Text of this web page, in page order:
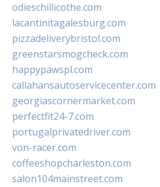
odieschillicothe.com
lacantinitagalesburg.com
pizzadeliverybristol.com
greenstarsmogcheck.com
happypawspl.com
callahansautoservicecenter.com
georgiascornermarket.com
perfectfit24-7.com
portugalprivatedriver.com
von-racer.com
coffeeshopcharleston.com
salon104mainstreet.com